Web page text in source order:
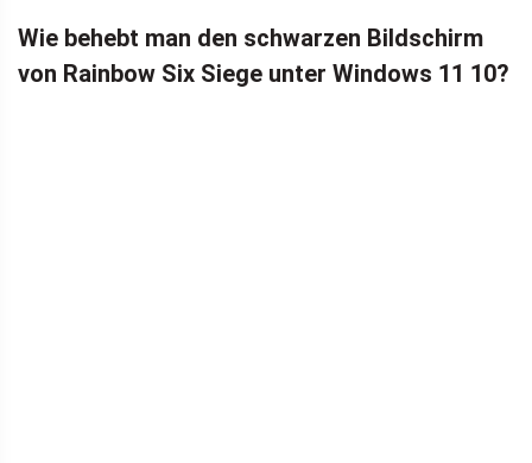
Wie behebt man den schwarzen Bildschirm
von Rainbow Six Siege unter Windows 11 10?